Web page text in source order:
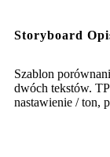
Storyboard
Szablon
dwóch tekstów.
nastawienie / ton,